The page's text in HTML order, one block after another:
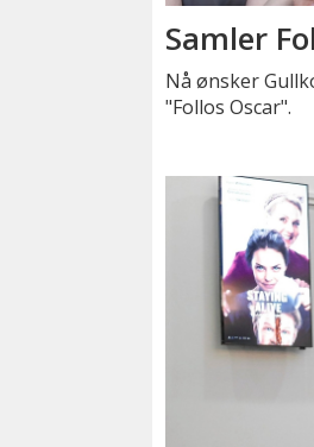
Samler
Nå ønsker
"Follos Oscar".